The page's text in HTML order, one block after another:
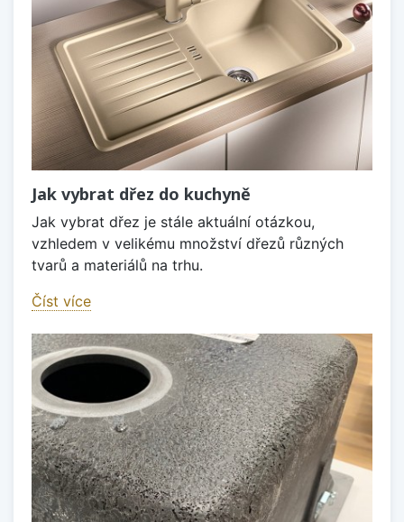
Jak vybrat dřez do kuchyně
Jak vybrat dřez je stále aktuální otázkou,
vzhledem v velikému množství dřezů různých
tvarů a materiálů na trhu.
Číst více